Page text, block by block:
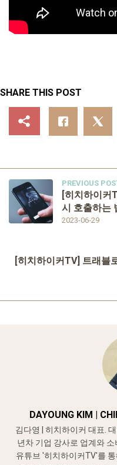
SHARE THIS POST
PREVIOUS
2023-06-29
[히치하이커
시 호출하는
[히치하이커TV] 트래블
DAYOUNG KIM |
김다영 | 히치하이커 대표.
년차 기업 강사로 업계와
유튜브 '히치하이커TV'를